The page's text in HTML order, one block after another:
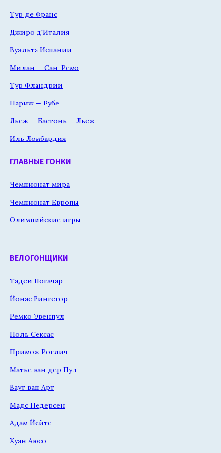
Тур де Франс
Джиро д'Италия
Вуэльта Испании
Милан — Сан-Ремо
Тур Фландрии
Париж — Рубе
Льеж — Бастонь — Льеж
Иль Ломбардия
ГЛАВНЫЕ ГОНКИ
Чемпионат мира
Чемпионат Европы
Олимпийские игры
ВЕЛОГОНЩИКИ
Тадей Погачар
Йонас Вингегор
Ремко Эвенпул
Поль Сексас
Примож Роглич
Матье ван дер Пул
Ваут ван Арт
Мадс Педерсен
Адам Йейтс
Хуан Аюсо